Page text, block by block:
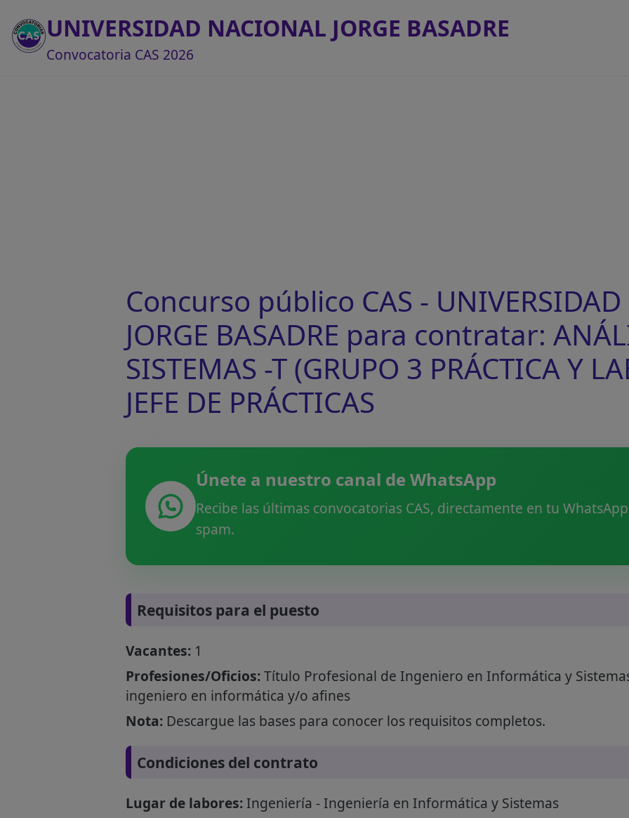
UNIVERSIDAD NACIONAL JORGE BASADRE
Convocatoria CAS 2026
Concurso público CAS -
JORGE BASADRE para contratar:
SISTEMAS -T (GRUPO 3 PRÁCTICA Y
JEFE DE PRÁCTICAS
Únete a nuestro canal de WhatsApp
Recibe las últimas convocatorias CAS, directamente en tu
spam.
Requisitos para el puesto
Vacantes:1
Profesiones/Oficios:Título Profesional de Ingeniero en Informática y
ingeniero en informática y/o afines
Nota:Descargue las bases para conocer los requisitos completos.
Condiciones del contrato
Lugar de labores:Ingeniería - Ingeniería en Informática y Sistemas